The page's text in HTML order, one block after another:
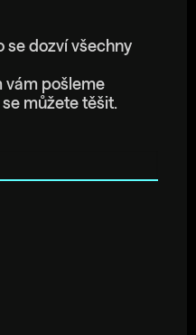
se dozví všechny
vám pošleme
můžete těšit.